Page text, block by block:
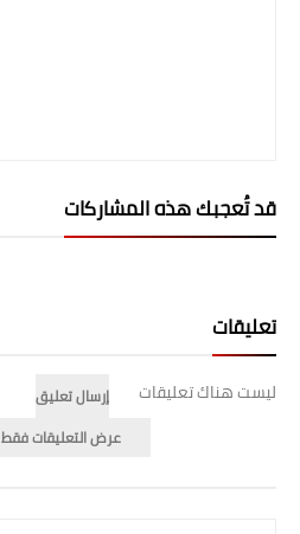
قد تُعجبك هذه المشاركات
تعليقات
ليست هناك تعليقات
إرسال تعليق
عرض التعليقات فقط